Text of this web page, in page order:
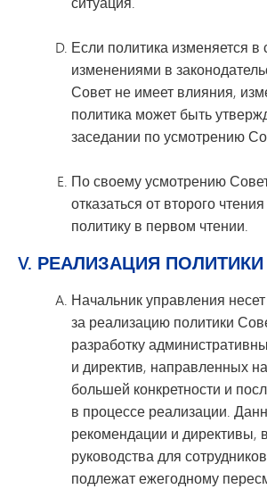
Если политика изменяется в
изменениями в
Совет не имеет влияния,
политика может быть
заседании по усмотрению
По своему усмотрению
отказаться от второго
политику в первом чтении.
V. РЕАЛИЗАЦИЯ ПОЛИТИКИ
Начальник управления
за реализацию политики
разработку
и директив, направленных
большей конкретности и
в процессе реализации.
рекомендации и директивы,
руководства для
подлежат ежегодному